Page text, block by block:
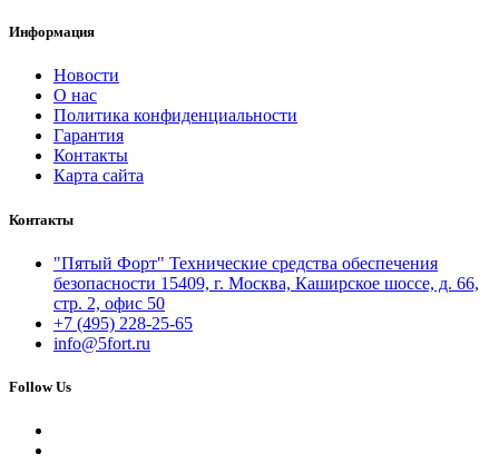
Информация
Новости
О нас
Политика конфиденциальности
Гарантия
Контакты
Карта сайта
Контакты
"Пятый Форт" Технические средства обеспечения
безопасности 15409, г. Москва, Каширское шоссе, д. 66,
стр. 2, офис 50
+7 (495) 228-25-65
info@5fort.ru
Follow Us